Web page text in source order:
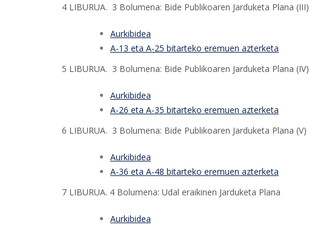
4 LIBURUA. 3 Bolumena: Bide Publikoaren Jarduketa Plana (III)
Aurkibidea
A-13 eta A-25 bitarteko eremuen azterketa
5 LIBURUA. 3 Bolumena: Bide Publikoaren Jarduketa Plana (IV)
Aurkibidea
A-26 eta A-35 bitarteko eremuen azterketa
6 LIBURUA. 3 Bolumena: Bide Publikoaren Jarduketa Plana (V)
Aurkibidea
A-36 eta A-48 bitarteko eremuen azterketa
7 LIBURUA. 4 Bolumena: Udal eraikinen Jarduketa Plana
Aurkibidea